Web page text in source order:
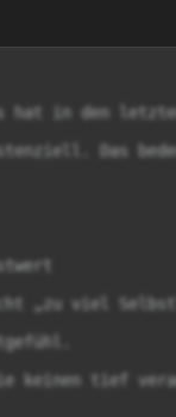
hat in den
Das
„zu viel
keinen tief